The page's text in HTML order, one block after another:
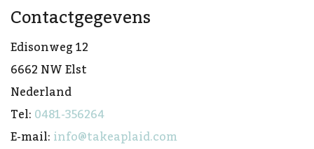
Contactgegevens
Edisonweg 12
6662 NW Elst
Nederland
Tel:0481-356264
E-mail:info@takeaplaid.com